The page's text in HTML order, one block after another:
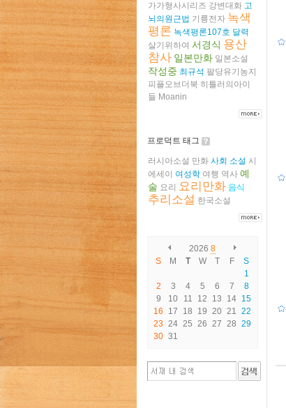
가가형사시리즈 강변대화 고
뇌의원근법 기륭전자 녹색
평론 녹색평론107호 달력
살기위하여 서경식 용산
참사 일본만화 일본소설
작성중 최규석 팔당유기농지
피플오브더북 히틀러의아이
들 Moanin
프로덕트 태그
러시아소설 만화 사회 소설 시
에세이
여성학 여행 역사 예
술 요리 요리만화 음식
추리소설 한국소설
2026 8
S
M T W T F
S
1
2
3 4 5 6 7
8
9
10 11 12 13 14 15
16
17 18 19 20 21 22
23 24 25 26 27 28 29
30 31